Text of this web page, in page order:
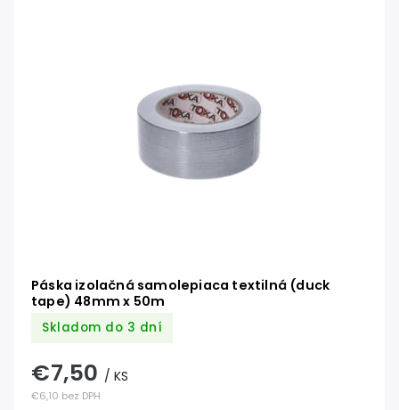
Páska izolačná samolepiaca textilná (duck
tape) 48mm x 50m
Skladom do 3 dní
€6,10 bez DPH
€7,50 / KS